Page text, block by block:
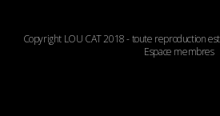
Copyright LOU CAT 2018 - toute reproduction
Espace membres